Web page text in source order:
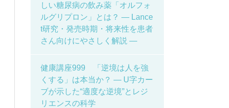
しい糖尿病の飲み薬「オルフォ
ルグリプロン」とは？ ― Lance
t研究・発売時期・将来性を患者
さん向けにやさしく解説 ―
健康講座999 「逆境は人を強
くする」は本当か？ ― U字カー
ブが示した“適度な逆境”とレジ
リエンスの科学